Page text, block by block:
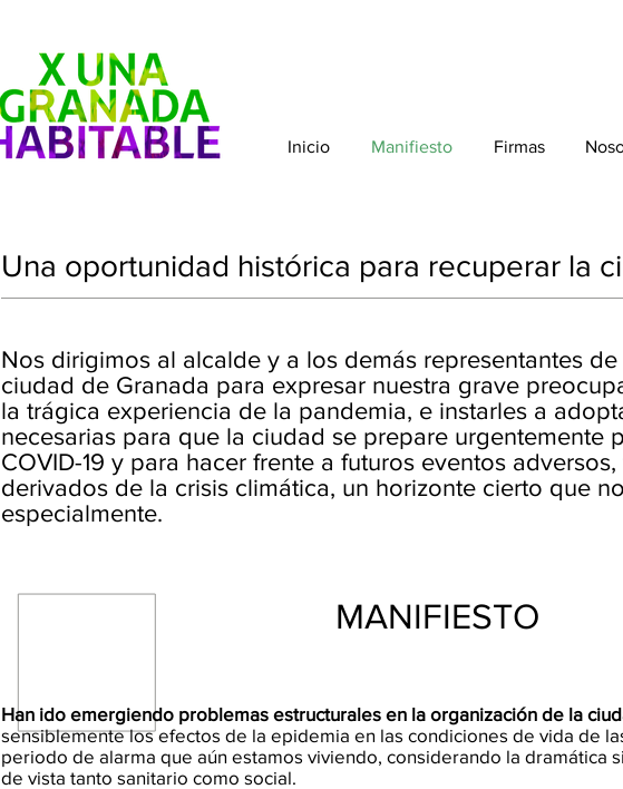
Inicio Manifiesto Firmas
Una oportunidad histórica para recuperar la
Nos dirigimos al alcalde y a los demás representantes
ciudad de Granada para expresar nuestra grave
la trágica experiencia de la pandemia, e instarles a
necesarias para que la ciudad se prepare urgentemente
COVID-19 y para hacer frente a futuros eventos
derivados de la crisis climática, un horizonte cierto que
especialmente.
MANIFIESTO
Han ido emergiendo problemas estructurales en la organización de la
sensiblemente los efectos de la epidemia en las condiciones de vida de
periodo de alarma que aún estamos viviendo, considerando la dramática
de vista tanto sanitario como social.